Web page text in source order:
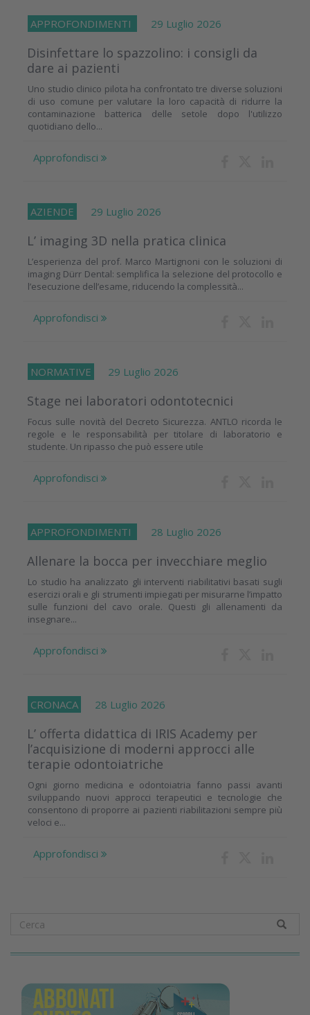
APPROFONDIMENTI 29 Luglio 2026
Disinfettare lo spazzolino: i consigli da
dare ai pazienti
Uno studio clinico pilota ha confrontato tre diverse soluzioni
di uso comune per valutare la loro capacità di ridurre la
contaminazione batterica delle setole dopo l'utilizzo
quotidiano dello...
Approfondisci
AZIENDE 29 Luglio 2026
L’ imaging 3D nella pratica clinica
L’esperienza del prof. Marco Martignoni con le soluzioni di
imaging Dürr Dental: semplifica la selezione del protocollo e
l’esecuzione dell’esame, riducendo la complessità...
Approfondisci
NORMATIVE 29 Luglio 2026
Stage nei laboratori odontotecnici
Focus sulle novità del Decreto Sicurezza. ANTLO ricorda le
regole e le responsabilità per titolare di laboratorio e
studente. Un ripasso che può essere utile
Approfondisci
APPROFONDIMENTI 28 Luglio 2026
Allenare la bocca per invecchiare meglio
Lo studio ha analizzato gli interventi riabilitativi basati sugli
esercizi orali e gli strumenti impiegati per misurarne l’impatto
sulle funzioni del cavo orale. Questi gli allenamenti da
insegnare...
Approfondisci
CRONACA 28 Luglio 2026
L’ offerta didattica di IRIS Academy per
l’acquisizione di moderni approcci alle
terapie odontoiatriche
Ogni giorno medicina e odontoiatria fanno passi avanti
sviluppando nuovi approcci terapeutici e tecnologie che
consentono di proporre ai pazienti riabilitazioni sempre più
veloci e...
Approfondisci